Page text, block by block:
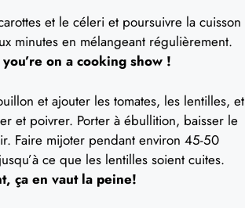
et le céleri et poursuivre la cuisson
minutes en mélangeant régulièrement.
on a cooking show !
et ajouter les tomates, les lentilles, et
et poivrer. Porter à ébullition, baisser le
Faire mijoter pendant environ 45-50
ce que les lentilles soient cuites.
ça en vaut la peine!